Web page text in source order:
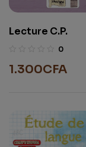
Lecture C.P.
0
1.300CFA